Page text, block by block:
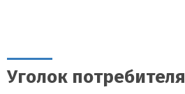
Уголок потребителя